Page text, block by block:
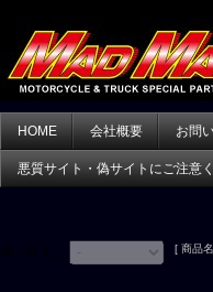
HOME 会社概要 お問
悪質サイト・偽サイトにご注意
[ 商品